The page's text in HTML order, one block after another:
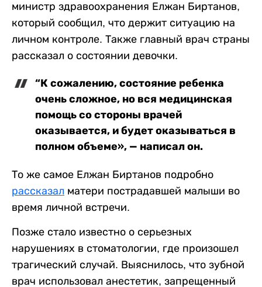
министр здравоохранения Елжан Биртанов,
который сообщил, что держит ситуацию на
личном контроле. Также главный врач страны
рассказал о состоянии девочки.
“К сожалению, состояние ребенка
очень сложное, но вся медицинская
помощь со стороны врачей
оказывается, и будет оказываться в
полном объеме», — написал он.
То же самое Елжан Биртанов подробно
рассказал матери пострадавшей малыши во
время личной встречи.
Позже стало известно о серьезных
нарушениях в стоматологии, где произошел
трагический случай. Выяснилось, что зубной
врач использовал анестетик, запрещенный